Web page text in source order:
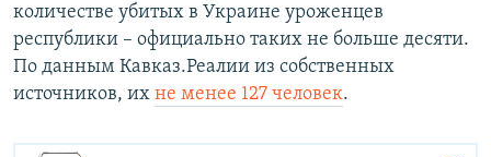
количестве убитых в Украине уроженцев
республики – официально таких не больше десяти.
По данным Кавказ.Реалии из собственных
источников, их не менее 127 человек.